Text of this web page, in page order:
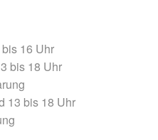
16 Uhr
bis 18 Uhr
13 bis 18 Uhr